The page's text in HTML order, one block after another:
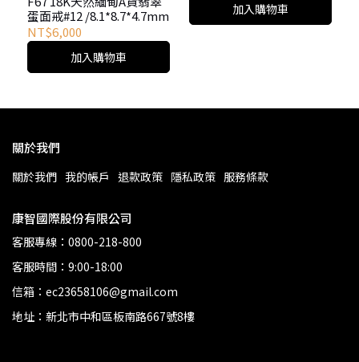
蛋面戒#12 /8.1*8.7*4.7mm
NT$6,000
加入購物車
加入購物車
關於我們
關於我們 我的帳戶 退款政策 隱私政策 服務條款
康智國際股份有限公司
客服專線：0800-218-800
客服時間：9:00-18:00
信箱：ec23658106@gmail.com
地址：新北市中和區板南路667號8樓